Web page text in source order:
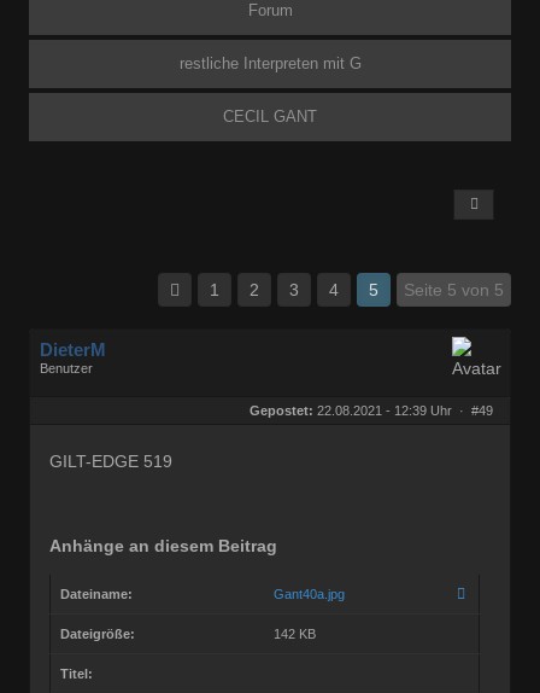
Forum
restliche Interpreten mit G
CECIL GANT
1 2 3 4 5 Seite 5 von 5
DieterM
Benutzer
Gepostet: 22.08.2021 - 12:39 Uhr · #49
GILT-EDGE 519
Anhänge an diesem Beitrag
Dateiname: Gant40a.jpg
Dateigröße: 142 KB
Titel: